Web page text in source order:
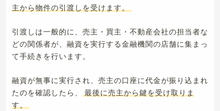
主から物件の引渡しを受けます。
引渡しは一般的に、売主・買主・不動産会社の担当者な
どの関係者が、融資を実行する金融機関の店舗に集まっ
て手続きを行います。
融資が無事に実行され、売主の口座に代金が振り込まれ
たのを確認したら、
最後に売主から鍵を受け取りま
す。